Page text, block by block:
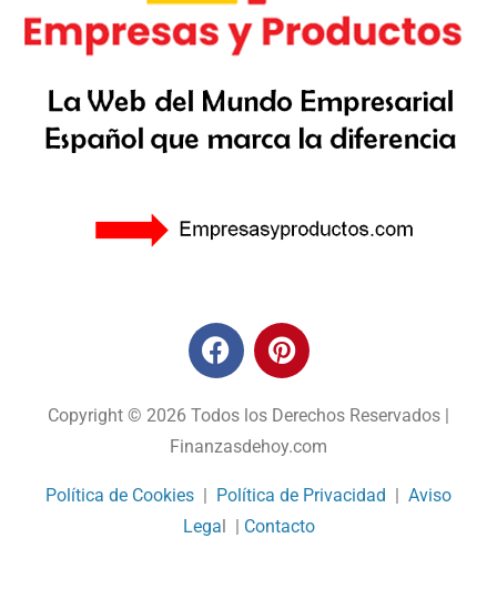
Copyright © 2026 Todos los Derechos Reservados |
Finanzasdehoy.com
Política de Cookies | Política de Privacidad | Aviso
Legal | Contacto